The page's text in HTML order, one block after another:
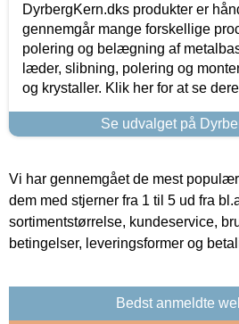
DyrbergKern.dks produkter er
gennemgår mange forskellige
polering og belægning af
læder, slibning, polering og
og krystaller. Klik her for at se
Se udvalget på
Vi har gennemgået de mest
dem med stjerner fra 1 til 5 ud fra
sortimentstørrelse, kundeservice,
betingelser, leveringsformer og
Bedst anmeldte